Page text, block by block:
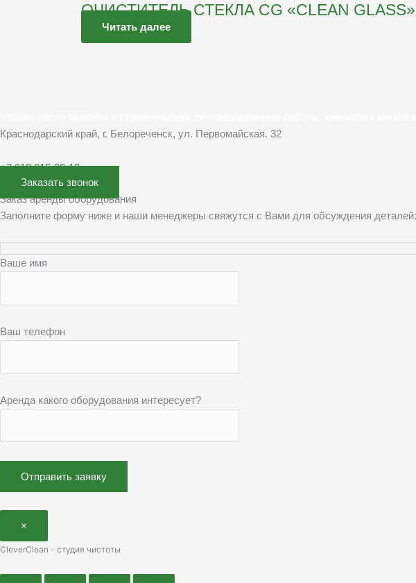
ОЧИСТИТЕЛЬ СТЕКЛА СG «CLEAN GLASS»
Читать далее
Краснодарский край, г. Белореченск, ул. Первомайская. 32
+7 918 015-00-13
Заказать звонок
Заказ аренды оборудования
Заполните форму ниже и наши менеджеры свяжутся с Вами для обсуждения деталей:
Ваше имя
Ваш телефон
Аренда какого оборудования интересует?
×
CleverClean - студия чистоты